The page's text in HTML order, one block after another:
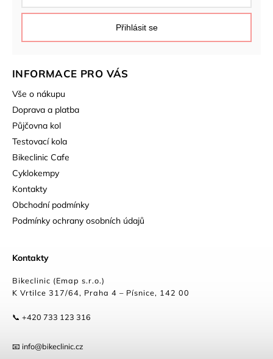
INFORMACE PRO VÁS
Vše o nákupu
Doprava a platba
Půjčovna kol
Testovací kola
Bikeclinic Cafe
Cyklokempy
Kontakty
Obchodní podmínky
Podmínky ochrany osobních údajů
Kontakty
Bikeclinic (Emap s.r.o.)
K Vrtilce 317/64, Praha 4 – Písnice, 142 00
📞 +420 733 123 316
📧 info@bikeclinic.cz
Přihlásit se